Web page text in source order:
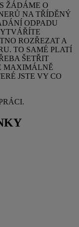
ŽÁDÁME O
NA TŘÍDĚNÝ
ODPADU
ROZŘEZAT A
TO SAMÉ PLATÍ
ŠETŘIT
MAXIMÁLNĚ
JSTE VY CO